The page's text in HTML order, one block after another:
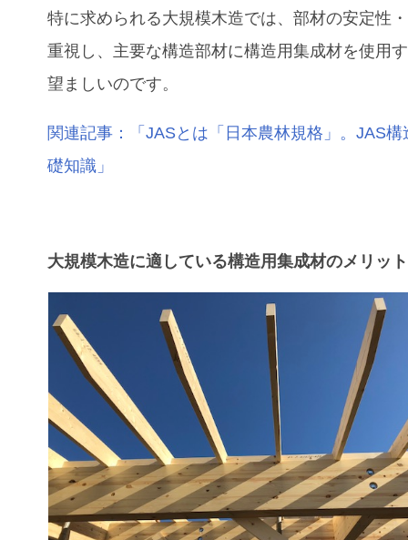
特に求められる大規模木造では、部材の安定性
重視し、主要な構造部材に構造用集成材を使用
望ましいのです。
関連記事：「JASとは「日本農林規格」。JAS構
礎知識」
大規模木造に適している構造用集成材のメリット